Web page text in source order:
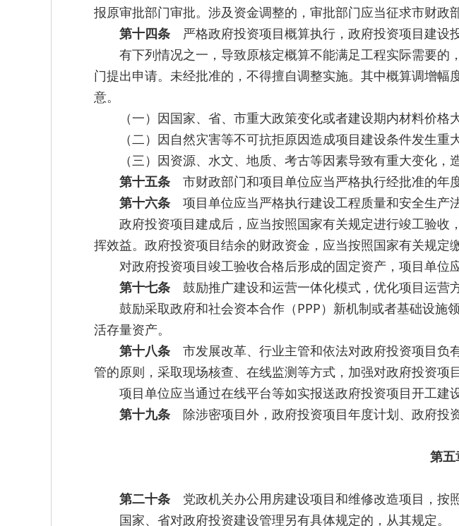
报原审批部门审批。涉及资金调整的，审批部门应当征求市财政
第十四条 严格政府投资项目概算执行，政府投资项目建设
有下列情况之一，导致原核定概算不能满足工程实际需要
门提出申请。未经批准的，不得擅自调整实施。其中概算调增
意。
（一）因国家、省、市重大政策变化或者建设期内材料价格
（二）因自然灾害等不可抗拒原因造成项目建设条件发生重
（三）因资源、水文、地质、考古等因素导致有重大变化，
第十五条 市财政部门和项目单位应当严格执行经批准的年
第十六条 项目单位应当严格执行建设工程质量和安全生产
政府投资项目建成后，应当按照国家有关规定进行竣工验
挥效益。政府投资项目结余的财政资金，应当按照国家有关规定
对政府投资项目竣工验收合格后形成的固定资产，项目单位
第十七条 鼓励推广建设和运营一体化模式，优化项目运营
鼓励采取政府和社会资本合作（PPP）新机制或者基础设施
活存量资产。
第十八条 市发展改革、行业主管和依法对政府投资项目负
管的原则，采取现场核查、在线监测等方式，加强对政府投资项
项目单位应当通过在线平台等如实报送政府投资项目开工建
第十九条 除涉密项目外，政府投资项目年度计划、政府投
第
第二十条 党政机关办公用房建设项目和维修改造项目，按
国家、省对政府投资建设管理另有具体规定的，从其规定。